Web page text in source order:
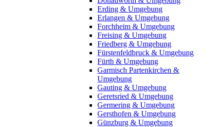
Erding & Umgebung
Erlangen & Umgebung
Forchheim & Umgebung
Freising & Umgebung
Friedberg & Umgebung
Fürstenfeldbruck & Umgebung
Fürth & Umgebung
Garmisch Partenkirchen &
Umgebung
Gauting & Umgebung
Geretsried & Umgebung
Germering & Umgebung
Gersthofen & Umgebung
Günzburg & Umgebung